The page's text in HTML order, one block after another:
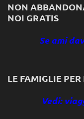
NON
NOI GRATIS
Se ami
LE FAMIGLIE
Vedi: